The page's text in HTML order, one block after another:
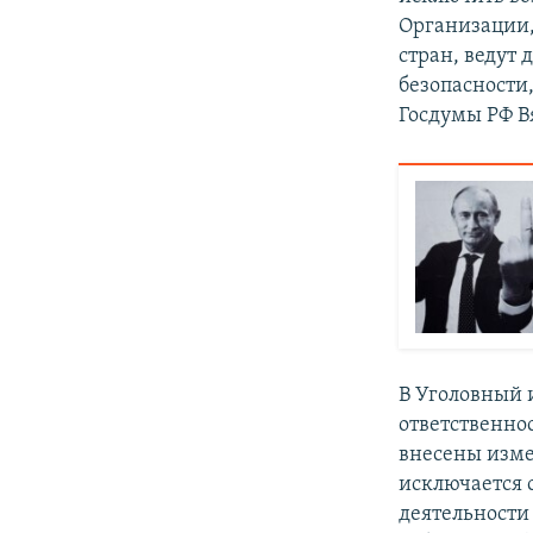
стран, ведут
Госдумы РФ
В Уголовный
внесены
исключается